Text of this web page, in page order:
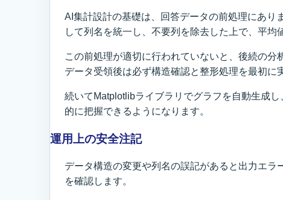
AI集計設計の基礎は、回答データの前処理にあり
して列名を統一し、不要列を除去した上で、平均
この前処理が適切に行われていないと、後続の分
データ受領後は必ず構造確認と整形処理を最初に
続いてMatplotlibライブラリでグラフを自動生成
的に把握できるようになります。
運用上の安全注記
データ構造の変更や列名の誤記があると出力エ
を確認します。